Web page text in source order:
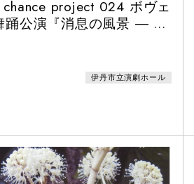
chance project 024 ボヴェ
踊公演『消息の風景 ― 能
伊丹市立演劇ホール